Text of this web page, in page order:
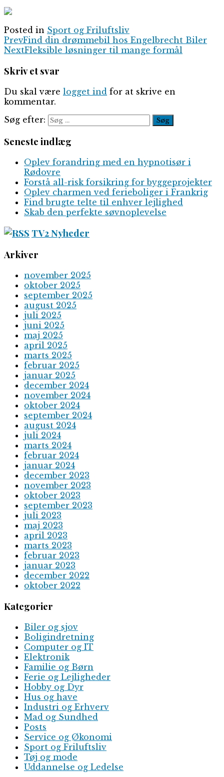
Posted in Sport og Friluftsliv
PrevFind din drømmebil hos Engelbrecht Biler
NextFleksible løsninger til mange formål
Skriv et svar
Du skal være logget ind for at skrive en
kommentar.
Søg efter:
Seneste indlæg
Oplev forandring med en hypnotisør i
Rødovre
Forstå all-risk forsikring for byggeprojekter
Oplev charmen ved ferieboliger i Frankrig
Find brugte telte til enhver lejlighed
Skab den perfekte søvnoplevelse
TV2 Nyheder
Arkiver
november 2025
oktober 2025
september 2025
august 2025
juli 2025
juni 2025
maj 2025
april 2025
marts 2025
februar 2025
januar 2025
december 2024
november 2024
oktober 2024
september 2024
august 2024
juli 2024
marts 2024
februar 2024
januar 2024
december 2023
november 2023
oktober 2023
september 2023
juli 2023
maj 2023
april 2023
marts 2023
februar 2023
januar 2023
december 2022
oktober 2022
Kategorier
Biler og sjov
Boligindretning
Computer og IT
Elektronik
Familie og Børn
Ferie og Lejligheder
Hobby og Dyr
Hus og have
Industri og Erhverv
Mad og Sundhed
Posts
Service og Økonomi
Sport og Friluftsliv
Tøj og mode
Uddannelse og Ledelse